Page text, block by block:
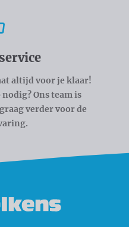
altijd voor je klaar!
Ons team is
verder voor de